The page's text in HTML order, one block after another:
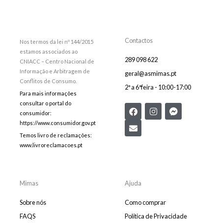
Nos termos da lei nº 144/2015
estamos associados ao
CNIACC – Centro Nacional de
Informação e Arbitragem de
Conflitos de Consumo.
Para mais informações
consultar o portal do
consumidor:
https://www.consumidor.gov.pt
Temos livro de reclamações:
www.livroreclamacoes.pt
Contactos
289 098 622
geral@asmimas.pt
2ª a 6ªfeira - 10:00-17:00
F
a
c
e
I
n
F
a
e
E
n
v
e
Mimas
Sobre nós
FAQS
Ajuda
Como comprar
Política de Privacidade